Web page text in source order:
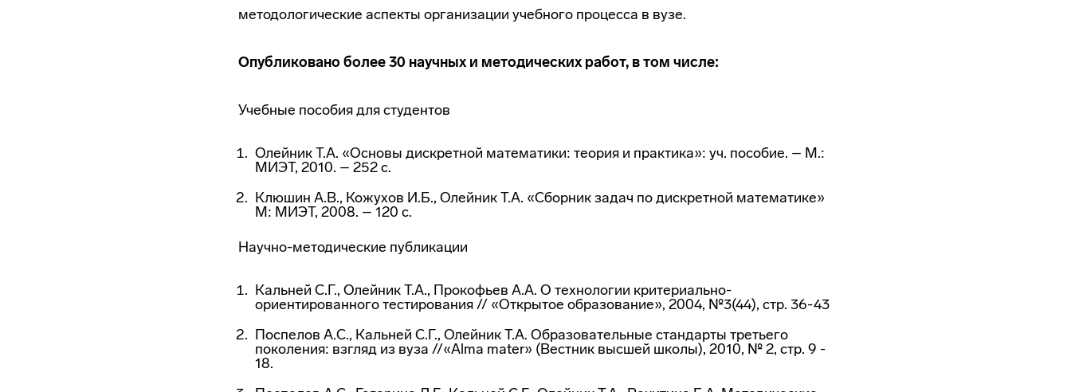
методологические аспекты организации учебного процесса в вузе.
Опубликовано более 30 научных и методических работ, в том числе:
Учебные пособия для студентов
Олейник Т.А. «Основы дискретной математики: теория и практика»: уч. пособие. – М.:
МИЭТ, 2010. – 252 с.
Клюшин А.В., Кожухов И.Б., Олейник Т.А. «Сборник задач по дискретной математике»
М: МИЭТ, 2008. – 120 с.
Научно-методические публикации
Кальней С.Г., Олейник Т.А., Прокофьев А.А. О технологии критериально-
ориентированноготестирования // «Открытое образование», 2004, №3(44), стр. 36-43
Поспелов А.С., Кальней С.Г., Олейник Т.А. Образовательные стандарты третьего
поколения: взгляд из вуза //«Alma mater» (Вестник высшей школы), 2010, № 2, стр. 9 -
18.